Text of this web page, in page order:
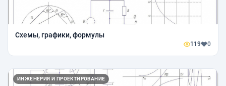
Схемы, графики, формулы
119 0
ИНЖЕНЕРИЯ И ПРОЕКТИРОВАНИЕ